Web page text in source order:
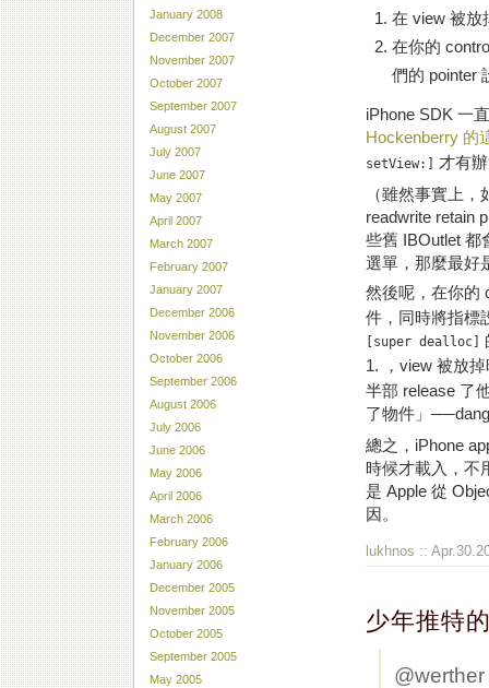
在 view 被放
在你的
們的 pointer
iPhone SDK 一
Hockenberry 的
setView:] 才有
（雖然事實上
readwrite retain
些舊 IBOutlet 都
選單，那麼最好
然後呢，在你的
件，同時將指標
[super dealloc]
1. ，view 被放
半部 release 了
了物件」
總之，iPhone
時候才載入，不
是 Apple 從
因。
lukhnos ::
少年推特
January 2008
December 2007
November 2007
October 2007
September 2007
August 2007
July 2007
June 2007
May 2007
April 2007
March 2007
February 2007
January 2007
December 2006
November 2006
October 2006
September 2006
August 2006
July 2006
June 2006
May 2006
April 2006
March 2006
February 2006
January 2006
December 2005
November 2005
October 2005
September 2005
May 2005